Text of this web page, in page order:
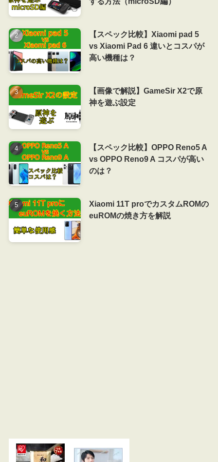
【スペック比較】Xiaomi pad 5
vs Xiaomi Pad 6 違いとコスパが
高い機種は？
【画像で解説】GameSir X2で原
神を遊ぶ設定
【スペック比較】OPPO Reno5 A
vs OPPO Reno9 A コスパが高い
のは？
Xiaomi 11T proでカスタムROMの
euROMの焼き方を解説